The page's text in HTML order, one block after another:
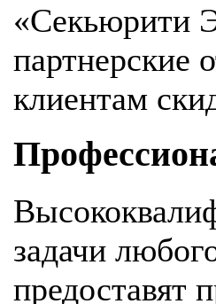
«Секьюрити
партнерские
клиентам
задачи
предоставят